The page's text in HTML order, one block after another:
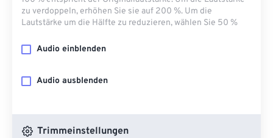
zu verdoppeln, erhöhen Sie sie auf 200 %. Um die
Lautstärke um die Hälfte zu reduzieren, wählen Sie 50 %
Audio einblenden
Audio ausblenden
Trimmeinstellungen